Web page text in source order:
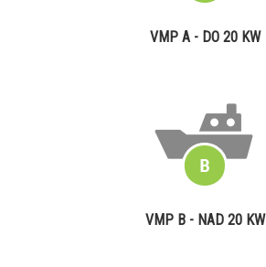
VMP A - DO 20 KW
VMP B - NAD 20 KW